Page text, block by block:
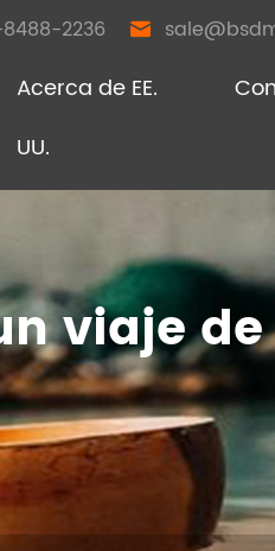
2236 
Acerca de EE.
UU.
viaje